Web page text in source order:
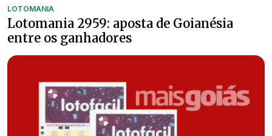
LOTOMANIA
Lotomania 2959: aposta de Goianésia
entre os ganhadores